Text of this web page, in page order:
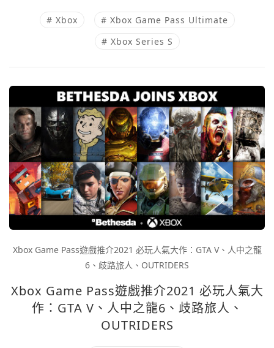
# Xbox
# Xbox Game Pass Ultimate
# Xbox Series S
Xbox Game Pass遊戲推介2021 必玩人氣大作：GTA V、人中之龍
6、歧路旅人、OUTRIDERS
Xbox Game Pass遊戲推介2021 必玩人氣大
作：GTA V、人中之龍6、歧路旅人、
OUTRIDERS